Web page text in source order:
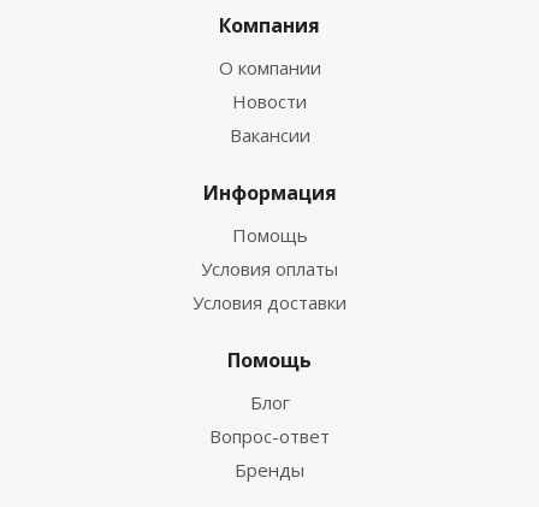
Компания
О компании
Новости
Вакансии
Информация
Помощь
Условия оплаты
Условия доставки
Помощь
Блог
Вопрос-ответ
Бренды